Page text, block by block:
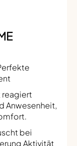
reagiert
Anwesenheit,
bei
Aktivität